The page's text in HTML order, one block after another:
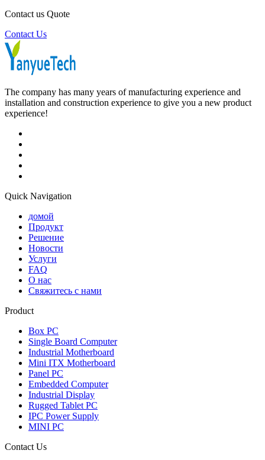
Contact us Quote
Contact Us
The company has many years of manufacturing experience and
installation and construction experience to give you a new product
experience!
Quick Navigation
домой
Продукт
Решение
Новости
Услуги
FAQ
О нас
Свяжитесь с нами
Product
Box PC
Single Board Computer
Industrial Motherboard
Mini ITX Motherboard
Panel PC
Embedded Computer
Industrial Display
Rugged Tablet PC
IPC Power Supply
MINI PC
Contact Us